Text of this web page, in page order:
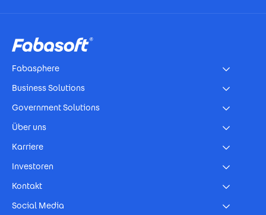
Fabasphere
Business Solutions
Government Solutions
Über uns
Karriere
Investoren
Kontakt
Social Media